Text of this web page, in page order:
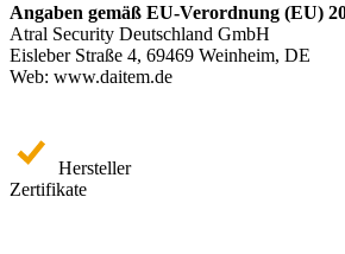
Angaben gemäß EU-Verordnung (EU)
Atral Security Deutschland GmbH
Eisleber Straße 4, 69469 Weinheim, DE
Web: www.daitem.de
Hersteller
Zertifikate